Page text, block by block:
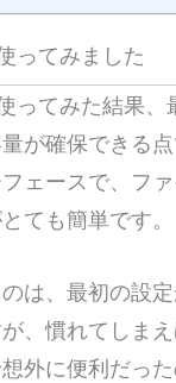
ってみました
ってみた結果、
が確保できる
ェースで、フ
ても簡単です。
は、最初の設
、慣れてしま
外に便利だっ